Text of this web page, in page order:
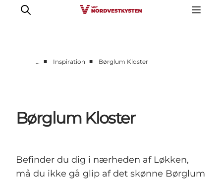
Handicapvenlig ferie
Events
Planlæg din ferie
… ■ Inspiration ■ Børglum Kloster
Børglum Kloster
Befinder du dig i nærheden af Løkken,
må du ikke gå glip af det skønne Børglum